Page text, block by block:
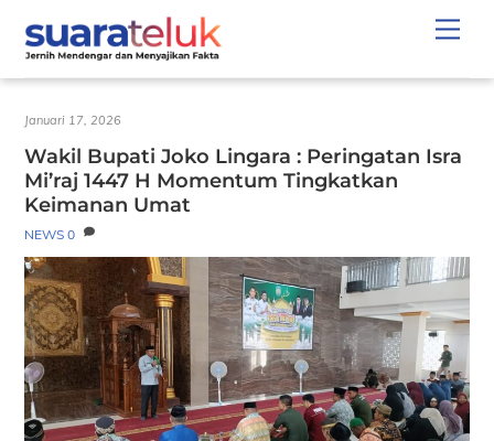
content
Januari 17, 2026
Wakil Bupati Joko Lingara : Peringatan Isra
Mi’raj 1447 H Momentum Tingkatkan
Keimanan Umat
NEWS 0